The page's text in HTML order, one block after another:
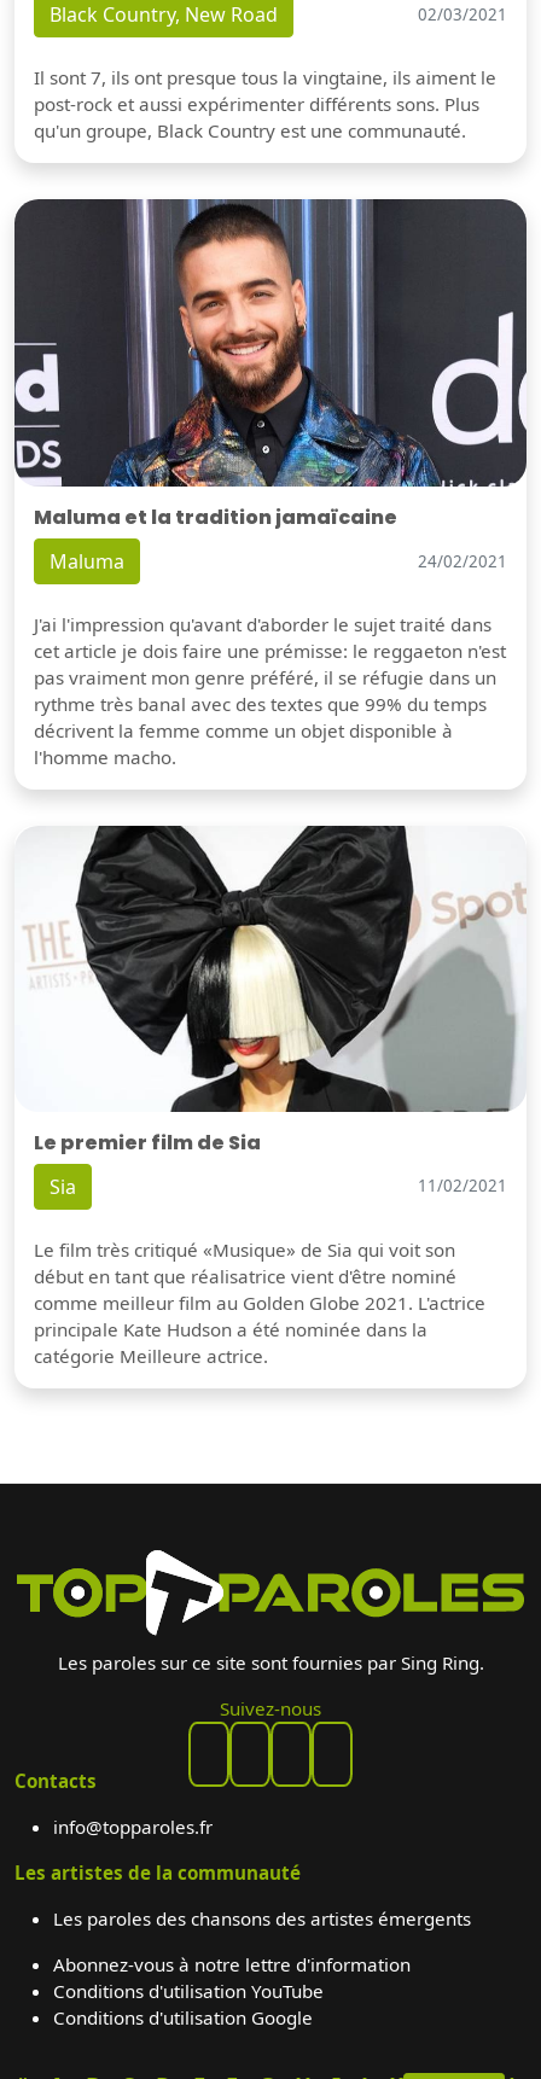
Black Country, New Road 02/03/2021
Il sont 7, ils ont presque tous la vingtaine, ils aiment le
post-rock et aussi expérimenter différents sons. Plus
qu'un groupe, Black Country est une communauté.
Maluma et la tradition jamaïcaine
Maluma 24/02/2021
J'ai l'impression qu'avant d'aborder le sujet traité dans
cet article je dois faire une prémisse: le reggaeton n'est
pas vraiment mon genre préféré, il se réfugie dans un
rythme très banal avec des textes que 99% du temps
décrivent la femme comme un objet disponible à
l'homme macho.
Le premier film de Sia
Sia 11/02/2021
Le film très critiqué «Musique» de Sia qui voit son
début en tant que réalisatrice vient d'être nominé
comme meilleur film au Golden Globe 2021. L'actrice
principale Kate Hudson a été nominée dans la
catégorie Meilleure actrice.
Les paroles sur ce site sont fournies par Sing Ring.
Suivez-nous
Contacts
info@topparoles.fr
Les artistes de la communauté
Les paroles des chansons des artistes émergents
Abonnez-vous à notre lettre d'information
Conditions d'utilisation YouTube
Conditions d'utilisation Google